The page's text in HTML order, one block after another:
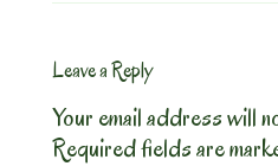
Leave a Reply
Your email address will
Required fields are